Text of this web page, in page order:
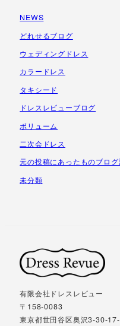
イ
ブ
NEWS
どれせるブログ
ウェディングドレス
カラードレス
タキシード
ドレスレビューブログ
ボリューム
二次会ドレス
元の投稿にあったものブロ
未分類
有限会社ドレスレビュー
〒158-0083
東京都世田谷区奥沢3-30-